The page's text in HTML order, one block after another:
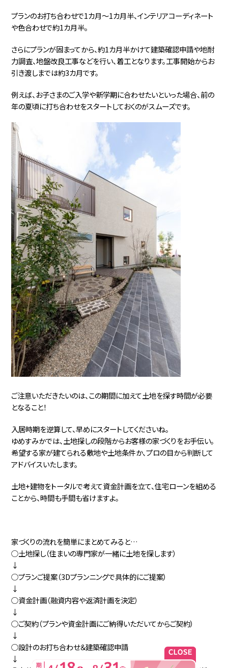
プランのお打ち合わせで1カ月～1カ月半、インテリアコーディネート
や色合わせで約1カ月半。
さらにプランが固まってから、約1カ月半かけて建築確認申請や地耐
力調査、地盤改良工事などを行い、着工となります。工事開始からお
引き渡しまでは約3カ月です。
例えば、お子さまのご入学や新学期に合わせたいといった場合、前の
年の夏頃に打ち合わせをスタートしておくのがスムーズです。
ご注意いただきたいのは、この期間に加えて土地を探す時間が必要
となること！
入居時期を逆算して、早めにスタートしてくださいね。
ゆめすみかでは、土地探しの段階からお客様の家づくりをお手伝い。
希望する家が建てられる敷地や土地条件か、プロの目から判断して
アドバイスいたします。
土地+建物をトータルで考えて資金計画を立て、住宅ローンを組める
ことから、時間も手間も省けますよ。
家づくりの流れを簡単にまとめてみると…
○土地探し（住まいの専門家が一緒に土地を探します）
↓
○プランご提案（3Dプランニングで具体的にご提案）
↓
○資金計画（融資内容や返済計画を決定）
↓
○ご契約（プランや資金計画にご納得いただいてからご契約）
↓
○設計のお打ち合わせ＆建築確認申請
↓